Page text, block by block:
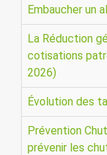
Embaucher un
La Réduction
cotisations
2026)
Évolution des
Prévention
prévenir les